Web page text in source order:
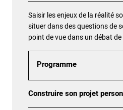
Saisir les enjeux de la réalité
situer dans des questions de
point de vue dans un débat
Programme
Construire son projet